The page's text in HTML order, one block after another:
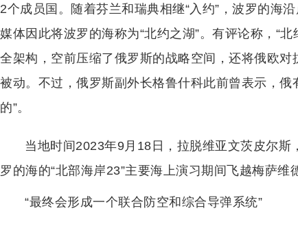
2个成员国。随着芬兰和瑞典相继“入约”，波罗的海
媒体因此将波罗的海称为“北约之湖”。有评论称，“
全架构，空前压缩了俄罗斯的战略空间，还将俄欧
被动。不过，俄罗斯副外长格鲁什科此前曾表示，
的”。
当地时间2023年9月18日，拉脱维亚文茨皮尔
罗的海的“北部海岸23”主要海上演习期间飞越梅萨维
“最终会形成一个联合防空和综合导弹系统”